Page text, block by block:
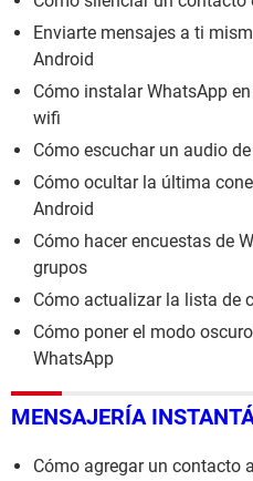
Enviarte mensajes a ti
Android
Cómo instalar WhatsApp
wifi
Cómo escuchar un audio
Cómo ocultar la última
Android
Cómo hacer encuestas de
grupos
Cómo actualizar la lista de
Cómo poner el modo
WhatsApp
MENSAJERÍA
Cómo agregar un contacto